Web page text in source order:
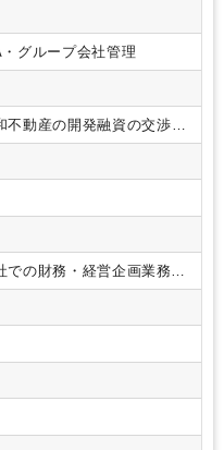
経理（財務） 、 M&A・グループ会社管理
不動産の開発融資の交渉と
・金融機関提出資料作成
営計画策定
での財務・経営企画業務の
関での法人営業経験者